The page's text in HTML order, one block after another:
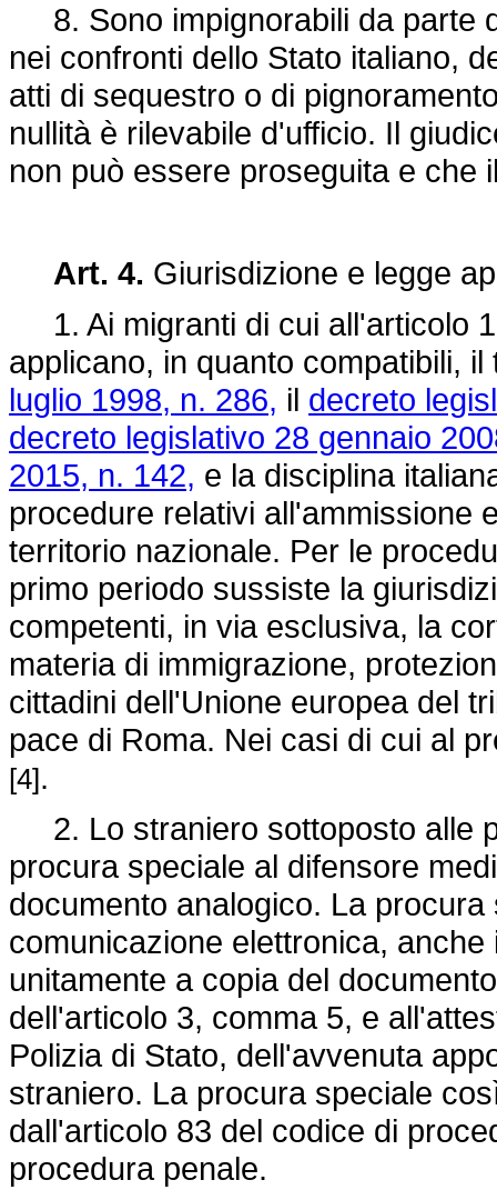
8. Sono impignorabili da parte
nei confronti dello Stato italiano,
atti di sequestro o di
nullità è rilevabile d'ufficio. Il
non può essere proseguita e che
Art. 4. Giurisdizione e legge
1. Ai migranti di cui all'articolo
applicano, in quanto compatibili,
luglio 1998, n. 286, il decreto
decreto legislativo 28 gennaio
2015, n. 142, e la disciplina
procedure relativi all'ammissione
territorio nazionale. Per le
primo periodo sussiste la
competenti, in via esclusiva, la
materia di immigrazione,
cittadini dell'Unione europea del
pace di Roma. Nei casi di cui al
[4].
2. Lo straniero sottoposto alle
procura speciale al difensore
documento analogico. La
comunicazione elettronica,
unitamente a copia del
dell'articolo 3, comma 5, e
Polizia di Stato, dell'avvenuta
straniero. La procura speciale
dall'articolo 83 del codice di
procedura penale.